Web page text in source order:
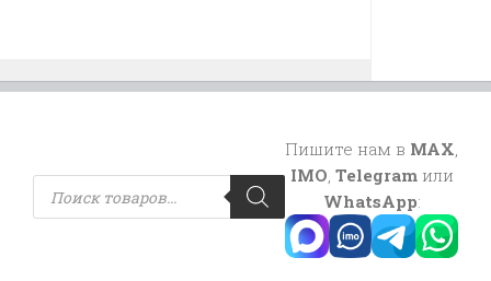
Поиск
товаров
Пишите нам в MAX,
IMO, Telegramили
WhatsApp: